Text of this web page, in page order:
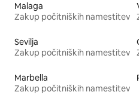
Malaga
Zakup počitniških namestitev
Sevilja
Zakup počitniških namestitev
Marbella
Zakup počitniških namestitev